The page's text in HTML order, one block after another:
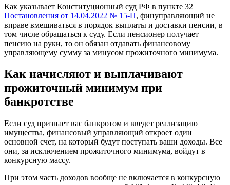
Как указывает Конституционный суд РФ в пункте 32
Постановления от 14.04.2022 № 15-П, финуправляющий не
вправе вмешиваться в порядок выплаты и доставки пенсии, в
том числе обращаться к суду. Если пенсионер получает
пенсию на руки, то он обязан отдавать финансовому
управляющему сумму за минусом прожиточного минимума.
Как начисляют и выплачивают
прожиточный минимум при
банкротстве
Если суд признает вас банкротом и введет реализацию
имущества, финансовый управляющий откроет один
основной счет, на который будут поступать ваши доходы. Все
они, за исключением прожиточного минимума, войдут в
конкурсную массу.
При этом часть доходов вообще не включается в конкурсную